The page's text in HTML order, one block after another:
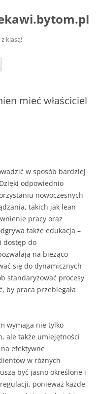
klasą!
mieć właściciel
w sposób bardziej
odpowiednio
nowoczesnych
takich jak lean
pracy oraz
także edukacja –
dostęp do
na bieżąco
się do dynamicznych
standaryzować procesy
by praca przebiegała
wymaga nie tylko
ale także umiejętności
efektywne
w różnych
być jasno określone i
ponieważ każde